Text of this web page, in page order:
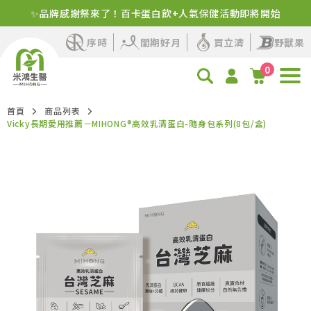
新客首購！明星商品+1元多1件
序時 閨期好月 買立清
野獸果
0
首頁
商品列表
Vicky長期愛用推薦－MIHONG®高效乳清蛋白-隨身包系列(8包/盒)